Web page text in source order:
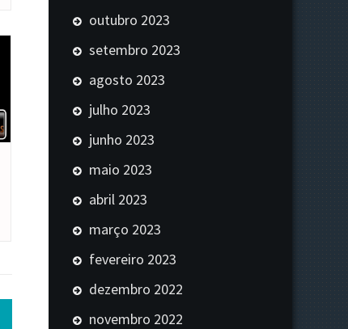
outubro 2023
setembro 2023
agosto 2023
julho 2023
junho 2023
maio 2023
abril 2023
março 2023
fevereiro 2023
dezembro 2022
novembro 2022